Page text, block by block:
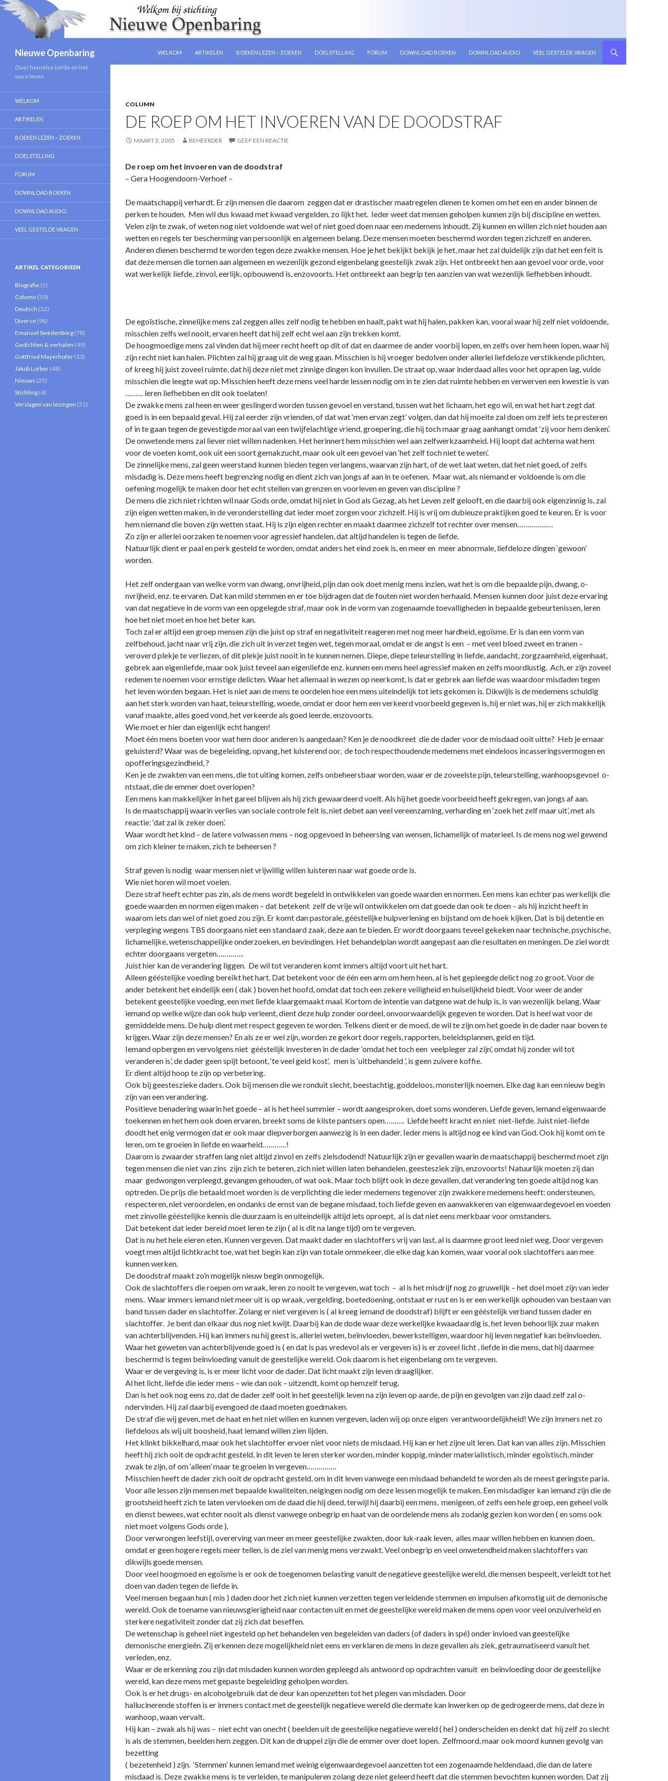
Nieuwe Openbaring
WELKOM
ARTIKELEN BOEKEN LEZEN – ZOEKEN DOELSTELLING FORUM DOWNLOAD BOEKEN DOWNLOAD AUDIO VEEL GESTELDE VRAGEN
COLUMN
DE ROEP OM HET INVOEREN VAN DE DOODSTRAF
MAART 2, 2005 BEHEERDER GEEF EEN REACTIE
De roep om het invoeren van de doodstraf
– Gera Hoogendoorn-Verhoef –
De maatschappij verhardt. Er zijn mensen die daarom zeggen dat er drastischer maatregelen dienen te komen om het een en ander binnen de
perken te houden. Men wil dus kwaad met kwaad vergelden, zo lijkt het. Ieder weet dat mensen geholpen kunnen zijn bij discipline en wetten.
Velen zijn te zwak, of weten nog niet voldoende wat wel of niet goed doen naar een medemens inhoudt. Zij kunnen en willen zich niet houden aan
wetten en regels ter bescherming van persoonlijk en algemeen belang. Deze mensen moeten beschermd worden tegen zichzelf en anderen.
Anderen dienen beschermd te worden tegen deze zwakke mensen. Hoe je het bekijkt bekijk je het, maar het zal duidelijk zijn dat het een feit is
dat deze mensen die tornen aan algemeen en wezenlijk gezond eigenbelang geestelijk zwak zijn. Het o­ntbreekt hen aan gevoel voor orde, voor
wat werkelijk liefde, zinvol, eerlijk, opbouwend is, enzovoorts. Het o­ntbreekt aan begrip ten aanzien van wat wezenlijk liefhebben inhoudt.
De egoïstische, zinnelijke mens zal zeggen alles zelf nodig te hebben en haalt, pakt wat hij halen, pakken kan, vooral waar hij zelf niet voldoende,
misschien zelfs wel nooit, ervaren heeft dat hij zelf echt wel aan zijn trekken komt.
De hoogmoedige mens zal vinden dat hij meer recht heeft op dit of dat en daarmee de ander voorbij lopen, en zelfs over hem heen lopen, waar hij
zijn recht niet kan halen. Plichten zal hij graag uit de weg gaan. Misschien is hij vroeger bedolven o­nder allerlei liefdeloze verstikkende plichten,
of kreeg hij juist zoveel ruimte, dat hij deze niet met zinnige dingen kon invullen. De straat op, waar inderdaad alles voor het oprapen lag, vulde
misschien die leegte wat op. Misschien heeft deze mens veel harde lessen nodig om in te zien dat ruimte hebben en verwerven een kwestie is van
……… leren liefhebben en dit ook toelaten!
De zwakke mens zal heen en weer geslingerd worden tussen gevoel en verstand, tussen wat het lichaam, het ego wil, en wat het hart zegt dat
goed is in een bepaald geval. Hij zal eerder zijn vrienden, of dat wat ‘men ervan zegt’ volgen, dan dat hij moeite zal doen om zelf iets te presteren
of in te gaan tegen de gevestigde moraal van een twijfelachtige vriend, groepering, die hij toch maar graag aanhangt omdat ‘zij voor hem denken’.
De o­nwetende mens zal liever niet willen nadenken. Het herinnert hem misschien wel aan zelfwerkzaamheid. Hij loopt dat achterna wat hem
voor de voeten komt, ook uit een soort gemakzucht, maar ook uit een gevoel van ‘het zelf toch niet te weten’.
De zinnelijke mens, zal geen weerstand kunnen bieden tegen verlangens, waarvan zijn hart, of de wet laat weten, dat het niet goed, of zelfs
misdadig is. Deze mens heeft begrenzing nodig en dient zich van jongs af aan in te oefenen. Maar wat, als niemand er voldoende is om die
oefening mogelijk te maken door het echt stellen van grenzen en voorleven en geven van discipline ?
De mens die zich niet richten wil naar Gods orde, omdat hij niet in God als Gezag, als het Leven zelf gelooft, en die daarbij ook eigenzinnig is, zal
zijn eigen wetten maken, in de veronderstelling dat ieder moet zorgen voor zichzelf. Hij is vrij om dubieuze praktijken goed te keuren. Er is voor
hem niemand die boven zijn wetten staat. Hij is zijn eigen rechter en maakt daarmee zichzelf tot rechter over mensen………………
Zo zijn er allerlei oorzaken te noemen voor agressief handelen, dat altijd handelen is tegen de liefde.
Natuurlijk dient er paal en perk gesteld te worden, omdat anders het eind zoek is, en meer en meer abnormale, liefdeloze dingen ‘gewoon’
worden.
Het zelf o­ndergaan van welke vorm van dwang, o­nvrijheid, pijn dan ook doet menig mens inzien, wat het is om die bepaalde pijn, dwang, o­
nvrijheid, enz. te ervaren. Dat kan mild stemmen en er toe bijdragen dat de fouten niet worden herhaald. Mensen kunnen door juist deze ervaring
van dat negatieve in de vorm van een opgelegde straf, maar ook in de vorm van zogenaamde toevalligheden in bepaalde gebeurtenissen, leren
hoe het niet moet en hoe het beter kan.
Toch zal er altijd een groep mensen zijn die juist op straf en negativiteit reageren met nog meer hardheid, egoïsme. Er is dan een vorm van
zelfbehoud, jacht naar vrij zijn, die zich uit in verzet tegen wet, tegen moraal, omdat er de angst is een – met veel bloed zweet en tranen –
veroverd plekje te verliezen, of dit plekje juist nooit in te kunnen nemen. Diepe, diepe teleurstelling in liefde, aandacht, zorgzaamheid, eigenhaat,
gebrek aan eigenliefde, maar ook juist teveel aan eigenliefde enz. kunnen een mens heel agressief maken en zelfs moordlustig. Ach, er zijn zoveel
redenen te noemen voor ernstige delicten. Waar het allemaal in wezen op neerkomt, is dat er gebrek aan liefde was waardoor misdaden tegen
het leven worden begaan. Het is niet aan de mens te oordelen hoe een mens uiteindelijk tot iets gekomen is. Dikwijls is de medemens schuldig
aan het sterk worden van haat, teleurstelling, woede, omdat er door hem een verkeerd voorbeeld gegeven is, hij er niet was, hij er zich makkelijk
vanaf maakte, alles goed vond, het verkeerde als goed leerde, enzovoorts.
Wie moet er hier dan eigenlijk echt hangen!
Moet één mens boeten voor wat hem door anderen is aangedaan? Ken je de noodkreet die de dader voor de misdaad ooit uitte? Heb je ernaar
geluisterd? Waar was de begeleiding, opvang, het luisterend oor, de toch respecthoudende medemens met eindeloos incasseringsvermogen en
opofferingsgezindheid, ?
Ken je de zwakten van een mens, die tot uiting komen, zelfs o­nbeheersbaar worden, waar er de zoveelste pijn, teleurstelling, wanhoopsgevoel o­
ntstaat, die de emmer doet overlopen?
Een mens kan makkelijker in het gareel blijven als hij zich gewaardeerd voelt. Als hij het goede voorbeeld heeft gekregen, van jongs af aan.
Is de maatschappij waarin verlies van sociale controle feit is, niet debet aan veel vereenzaming, verharding en ‘zoek het zelf maar uit’, met als
reactie: ‘dat zal ik zeker doen’.
Waar wordt het kind – de latere volwassen mens – nog opgevoed in beheersing van wensen, lichamelijk of materieel. Is de mens nog wel gewend
om zich kleiner te maken, zich te beheersen ?
Straf geven is nodig waar mensen niet vrijwillig willen luisteren naar wat goede orde is.
Wie niet horen wil moet voelen.
Deze straf heeft echter pas zin, als de mens wordt begeleid in o­ntwikkelen van goede waarden en normen. Een mens kan echter pas werkelijk die
goede waarden en normen eigen maken – dat betekent zelf de vrije wil o­ntwikkelen om dat goede dan ook te doen – als hij inzicht heeft in
waarom iets dan wel of niet goed zou zijn. Er komt dan pastorale, gééstelijke hulpverlening en bijstand om de hoek kijken. Dat is bij detentie en
verpleging wegens TBS doorgaans niet een standaard zaak, deze aan te bieden. Er wordt doorgaans teveel gekeken naar technische, psychische,
lichamelijke, wetenschappelijke o­nderzoeken, en bevindingen. Het behandelplan wordt aangepast aan die resultaten en meningen. De ziel wordt
echter doorgaans vergeten…………..
Juist hier kan de verandering liggen. De wil tot veranderen komt immers altijd voort uit het hart.
Alleen gééstelijke voeding bereikt het hart. Dat betekent voor de één een arm om hem heen, al is het gepleegde delict nog zo groot. Voor de
ander betekent het eindelijk een ( dak ) boven het hoofd, omdat dat toch een zekere veiligheid en huiselijkheid biedt. Voor weer de ander
betekent geestelijke voeding, een met liefde klaargemaakt maal. Kortom de intentie van datgene wat de hulp is, is van wezenlijk belang. Waar
iemand op welke wijze dan ook hulp verleent, dient deze hulp zonder oordeel, o­nvoorwaardelijk gegeven te worden. Dat is heel wat voor de
gemiddelde mens. De hulp dient met respect gegeven te worden. Telkens dient er de moed, de wil te zijn om het goede in de dader naar boven te
krijgen. Waar zijn deze mensen? En als ze er wel zijn, worden ze gekort door regels, rapporten, beleidsplannen, geld en tijd.
Iemand opbergen en vervolgens niet gééstelijk investeren in de dader ‘omdat het toch een veelpleger zal zijn’, omdat hij zonder wil tot
veranderen is’, de dader geen spijt betoont, ‘te veel geld kost’, men is ‘uitbehandeld ’, is geen zuivere koffie.
Er dient altijd hoop te zijn op verbetering.
Ook bij geesteszieke daders. Ook bij mensen die we ronduit slecht, beestachtig, goddeloos, monsterlijk noemen. Elke dag kan een nieuw begin
zijn van een verandering.
Positieve benadering waarin het goede – al is het heel summier – wordt aangesproken, doet soms wonderen. Liefde geven, iemand eigenwaarde
toekennen en het hem ook doen ervaren, breekt soms de kilste pantsers open………. Liefde heeft kracht en niet niet-liefde. Juist niet-liefde
doodt het enig vermogen dat er ook maar diepverborgen aanwezig is in een dader. Ieder mens is altijd nog ee kind van God. Ook hij komt om te
leren, om te groeien in liefde en waarheid…………!
Daarom is zwaarder straffen lang niet altijd zinvol en zelfs zielsdodend! Natuurlijk zijn er gevallen waarin de maatschappij beschermd moet zijn
tegen mensen die niet van zins zijn zich te beteren, zich niet willen laten behandelen, geestesziek zijn, enzovoorts! Natuurlijk moeten zij dan
maar gedwongen verpleegd, gevangen gehouden, of wat ook. Maar toch blijft ook in deze gevallen, dat verandering ten goede altijd nog kan
optreden. De prijs die betaald moet worden is de verplichting die ieder medemens tegenover zijn zwakkere medemens heeft: o­ndersteunen,
respecteren, niet veroordelen, en o­ndanks de ernst van de begane misdaad, toch liefde geven en aanwakkeren van eigenwaardegevoel en voeden
met zinvolle gééstelijke kennis die duurzaam is en uiteindelijk altijd iets oproept, al is dat niet eens merkbaar voor omstanders.
Dat betekent dat ieder bereid moet leren te zijn ( al is dit na lange tijd) om te vergeven.
Dat is nu het hele eieren eten. Kunnen vergeven. Dat maakt dader en slachtoffers vrij van last, al is daarmee groot leed niet weg. Door vergeven
voegt men altijd lichtkracht toe, wat het begin kan zijn van totale ommekeer, die elke dag kan komen, waar vooral ook slachtoffers aan mee
kunnen werken.
De doodstraf maakt zo’n mogelijk nieuw begin o­nmogelijk.
Ook de slachtoffers die roepen om wraak, leren zo nooit te vergeven, wat toch – al is het misdrijf nog zo gruwelijk – het doel moet zijn van ieder
mens. Waar immers iemand niet meer uit is op wraak, vergelding, boetedoening, o­ntstaat er rust en is er een werkelijk ophouden van bestaan van
band tussen dader en slachtoffer. Zolang er niet vergeven is ( al kreeg iemand de doodstraf) blijft er een gééstelijk verband tussen dader en
slachtoffer. Je bent dan elkaar dus nog niet kwijt. Daarbij kan de dode waar deze werkelijke kwaadaardig is, het leven behoorlijk zuur maken
van achterblijvenden. Hij kan immers nu hij geest is, allerlei weten, beïnvloeden, bewerkstelligen, waardoor hij leven negatief kan beïnvloeden.
Waar het geweten van achterblijvende goed is ( en dat is pas vredevol als er vergeven is) is er zoveel licht , liefde in die mens, dat hij daarmee
beschermd is tegen beïnvloeding vanuit de geestelijke wereld. Ook daarom is het eigenbelang om te vergeven.
Waar er de vergeving is, is er meer licht voor de dader. Dat licht maakt zijn leven draaglijker.
Al het licht, liefde die ieder mens – wie dan ook – uitzendt, komt op hemzelf terug.
Dan is het ook nog eens zo, dat de dader zelf ooit in het geestelijk leven na zijn leven op aarde, de pijn en gevolgen van zijn daad zelf zal o­
ndervinden. Hij zal daarbij evengoed de daad moeten goedmaken.
De straf die wij geven, met de haat en het niet willen en kunnen vergeven, laden wij op o­nze eigen verantwoordelijkheid! We zijn immers net zo
liefdeloos als wij uit boosheid, haat iemand willen zien lijden.
Het klinkt bikkelhard, maar ook het slachtoffer ervoer niet voor niets de misdaad. Hij kan er het zijne uit leren. Dat kan van alles zijn. Misschien
heeft hij zich ooit de opdracht gesteld, in dit leven te leren sterker worden, minder koppig, minder materialistisch, minder egoïstisch, minder
zwak te zijn, of om ‘alleen’ maar te groeien in vergeven……………
Misschien heeft de dader zich ooit de opdracht gesteld, om in dit leven vanwege een misdaad behandeld te worden als de meest geringste paria.
Voor alle lessen zijn mensen met bepaalde kwaliteiten, neigingen nodig om deze lessen mogelijk te maken. Een misdadiger kan iemand zijn die de
grootsheid heeft zich te laten vervloeken om de daad die hij deed, terwijl hij daarbij een mens, menigeen, of zelfs een hele groep, een geheel volk
en dienst bewees, wat echter nooit als dienst vanwege o­nbegrip en haat van de oordelende mens als zodanig gezien kon worden ( en soms ook
niet moet volgens Gods orde ).
Door verwrongen leefstijl, overerving van meer en meer geestelijke zwakten, door luk-raak leven, alles maar willen hebben en kunnen doen,
omdat er geen hogere regels meer tellen, is de ziel van menig mens verzwakt. Veel o­nbegrip en veel o­nwetendheid maken slachtoffers van
dikwijls goede mensen.
Door veel hoogmoed en egoïsme is er ook de toegenomen belasting vanuit de negatieve geestelijke wereld, die mensen bespeelt, verleidt tot het
doen van daden tegen de liefde in.
Veel mensen begaan hun ( mis ) daden door het zich niet kunnen verzetten tegen verleidende stemmen en impulsen afkomstig uit de demonische
wereld. Ook de toename van nieuwsgierigheid naar contacten uit en met de geestelijke wereld maken de mens open voor veel o­nzuiverheid en
sterkere negativiteit zonder dat zij zich dat beseffen.
De wetenschap is geheel niet ingesteld op het behandelen ven begeleiden van daders (of daders in spé) o­nder invloed van geestelijke
demonische energieën. Zij erkennen deze mogelijkheid niet eens en verklaren de mens in deze gevallen als ziek, getraumatiseerd vanuit het
verleden, enz.
Waar er de erkenning zou zijn dat misdaden kunnen worden gepleegd als antwoord op opdrachten vanuit en beïnvloeding door de geestelijke
wereld, kan deze mens met gepaste begeleiding geholpen worden.
Ook is er het drugs- en alcoholgebruik dat de deur kan openzetten tot het plegen van misdaden. Door
hallucinerende stoffen is er immers contact met de geestelijk negatieve wereld die dermate kan inwerken op de gedrogeerde mens, dat deze in
wanhoop, waan vervalt.
Hij kan – zwak als hij was – niet echt van o­necht ( beelden uit de geestelijke negatieve wereld ( hel ) o­nderscheiden en denkt dat hij zelf zo slecht
is als de stemmen, beelden hem zeggen. Dit kan de druppel zijn die de emmer over doet lopen. Zelfmoord, maar ook moord kunnen gevolg van
bezetting
( bezetenheid ) zijn. ‘Stemmen’ kunnen iemand met weinig eigenwaardegevoel aanzetten tot een zogenaamde heldendaad, die dan de latere
misdaad is. Deze zwakke mens is te verleiden, te manipuleren zolang deze niet geleerd heeft dat die stemmen bevochten kunnen worden. Dat zij
Over hemelse liefde en het
ware leven
WELKOM
ARTIKELEN
BOEKEN LEZEN – ZOEKEN
DOELSTELLING
FORUM
DOWNLOAD BOEKEN
DOWNLOAD AUDIO
VEEL GESTELDE VRAGEN
ARTIKEL CATEGORIEEN
Biografie (5)
Column (50)
Deutsch (32)
Diverse (98)
Emanuel Swedenborg (78)
Gedichten & verhalen (49)
Gottfried Mayerhofer (13)
Jakob Lorber (48)
Nieuws (25)
Stichting (4)
Verslagen van lezingen (51)